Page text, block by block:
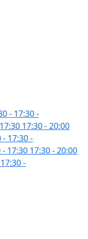
- 17:30-
17:30 - 20:00
- 17:30-
- 17:30 17:30 - 20:00
-